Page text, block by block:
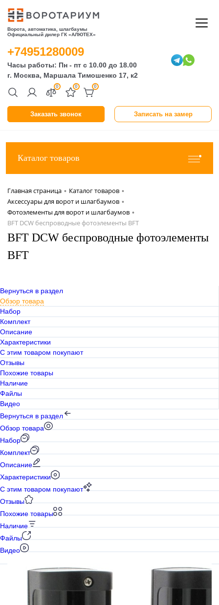
Ворота, автоматика, шлагбаумы
Официальный дилер ГК «АЛЮТЕХ»
Заказать звонок Записать на замер
0 0 0
+74951280009
Часы работы: Пн - пт с 10.00 до 18.00
г. Москва, Маршала Тимошенко 17, к2
Каталог товаров
Главная страница • Каталог товаров •
Аксессуары для ворот и шлагбаумов •
Фотоэлементы для ворот и шлагбаумов •
BFT DCW беспроводные фотоэлементы BFT
BFT DCW беспроводные фотоэлементы
BFT
Вернуться в раздел
Обзор товара
Набор
Комплект
Описание
Характеристики
С этим товаром покупают
Отзывы
Похожие товары
Наличие
Файлы
Видео
Вернуться в раздел
Обзор товара
Набор
Комплект
Описание
Характеристики
С этим товаром покупают
Отзывы
Похожие товары
Наличие
Файлы
Видео